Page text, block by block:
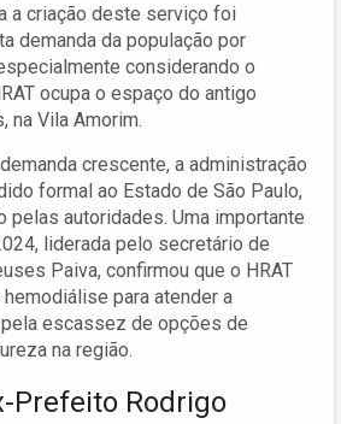
a criação deste serviço foi
demanda da população por
considerando o
ocupa o espaço do antigo
na Vila Amorim.
crescente, a administração
formal ao Estado de São Paulo,
pelas autoridades. Uma importante
liderada pelo secretário de
Paiva, confirmou que o HRAT
para atender a
escassez de opções de
na região.
Prefeito Rodrigo